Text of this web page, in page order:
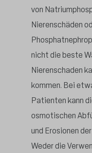
von
Nierenschäden
nicht die beste
Nierenschaden
kommen. Bei
Patienten kann
osmotischen
und Erosionen
Weder die